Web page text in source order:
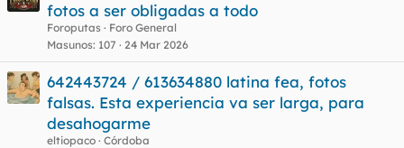
fotos a ser obligadas a todo
Foroputas
Foro General
Masunos 107 24 Mar 2026
642443724 / 613634880 latina fea, fotos
falsas. Esta experiencia va ser larga, para
desahogarme
eltiopaco Córdoba